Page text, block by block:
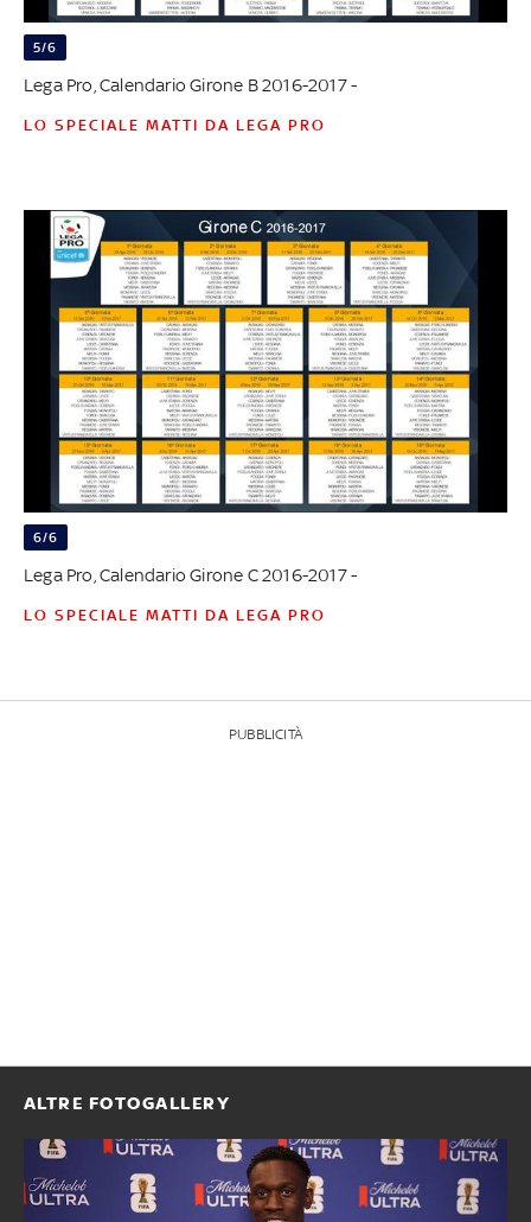
5/6
Lega Pro, Calendario Girone B 2016-2017 -
LO SPECIALE MATTI DA LEGA PRO
6/6
Lega Pro, Calendario Girone C 2016-2017 -
LO SPECIALE MATTI DA LEGA PRO
PUBBLICITÀ
ALTRE FOTOGALLERY